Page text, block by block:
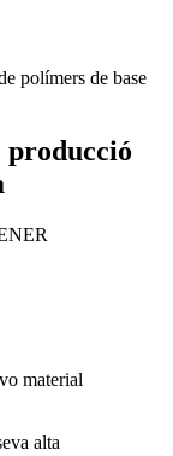
polímers de base
producció
alta